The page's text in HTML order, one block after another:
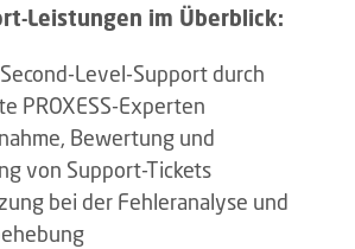
Leistungen im Überblick:
Level-Support durch
PROXESS-Experten
Bewertung und
von Support-Tickets
bei der Fehleranalyse und